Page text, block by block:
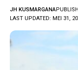
LAST UPDATED: MEI 31,
JH KUSMARGANA